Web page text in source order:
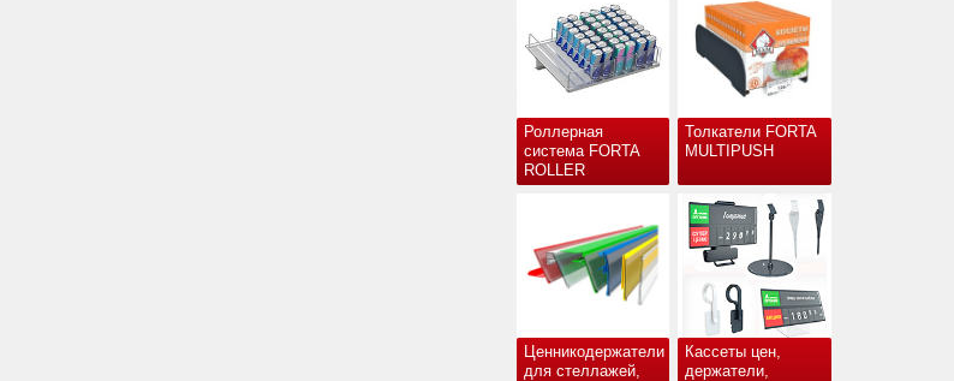
Роллерная
система FORTA
ROLLER
Толкатели FORTA
MULTIPUSH
Ценникодержатели
для стеллажей,
Кассеты цен,
держатели,